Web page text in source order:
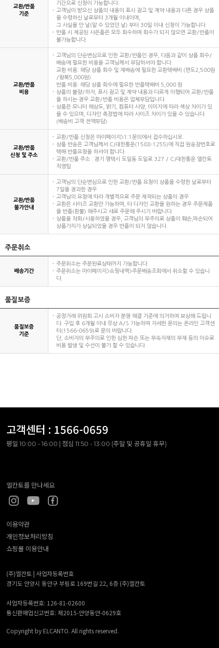
교환/반품
기준
기간으로 신청이 가능합니다.
고객님이 받으신 상품의 내용이 표시 광고 및 계약 내용과 다른 경우 상품
을 수령하신 날로부터 3개월 이내이며,
그 사실을 안 날(알 수 있었던 날) 부터 30일 이내 신청이 가능합니다.
반품 시 제공된 사은품은 모두 회수하며 회수가 되지 않으면 교환/반품이
불가능합니다.
교환/반품
비용
고객님의 단순변심으로 인한 교환/반품인 경우, 다음과 같이 상품 회수/
배송에 필요한 비용을 고객님께서 부담하셔야 합니다.
교환 비용: 해당 상품 회수 및 재배송에 필요한 교환택배비 (편도2,500원
/왕복5,000원)
반품 비용: 해당 상품 회수에 필요한 반품택배비 5,000 원
상품의 불량/하자, 표시 광고 및 계약 내용과 다르게 이행되어 교환/반품
을 하시는 경우 교환/반품 비용은 업체부담입니다.
상품은 모니터 해상도, 밝기, 컴퓨터 사양, 이미지에 따라 색상 차이가 있
을 수 있으며, 디자인 측정법에 따라 사이즈 차이가 있을 수 있습니다.
(배송비 고객 전액부담)
교환/반품
신청 및 주소
교환/반품 신청은 마이페이지>1:1문의에서 접수하십시오.
상품 반송은 고객님께서 CJ대한통운(1588-1255)에 직접 원송장번호로
택배 반품요청을 하셔야 합니다.
교환/반품 주소 : 경기 평택시 도일동 도일로 327 / CJ대한통운 엘칸토
직영팀
교환/반품
불가안내
고객님의 단순변심으로 인한 교환/반품 요청이 상품을 수령한 날로부터
7일을 경과한 경우
고객님의 요청에 따라 개별적으로 주문 제작되는 상품의 경우
교환은 사이즈 교환만 가능하며, 타 디자인 교환을 원하는 경우 주문제품
을 반품(환불) 해주시고 새로 주문해 주시기 바랍니다
상품을 착화/사용하였을 경우, 고객님의 부주의로 상품이 훼손,파손되어
상품가치가 상실되었을 경우 반품이 되지 않습니다.
주문취소
배송기간
주문취소는 주문완료상태까지 가능합니다.
주문취소는 마이페이지>쇼핑내역>주문배송조회에서 취소할 수 있습니
다.
품질보증
품질보증
기준
공정거래 위원회 고시 소비자 분쟁 해결 기준에 의거하여 보상해 드립니
다. 구입 후 6개월 이내 무상 A/S 가능하며 자세한 문의는 온라인 고객센
터(1566-0659)로 문의 바랍니다.
단, 소비자의 부주의로 인한 심한 파손 또는 부속자재의 부재 등의 이슈로
비용 발생 및 수선이 불가 할 수 있습니다.
고객센터 : 1566-0659
평일 10:00 - 16:00 | 점심 11:50 - 13:00 (주말 및 공휴일 휴무)
엘칸토를 만나세요
이용약관
개인정보처리방침
쇼핑몰 이용안내
(주)엘칸토 | 사업자등록번호
경기도 안양시 동안구 부림로 169번길 22, 6층 (주)엘칸토
사업자등록번호: 126-81-02600
통신판매업신고번호: 제2015-안양동안-0629호
Copyright by ELCANTO. All rights reserved.